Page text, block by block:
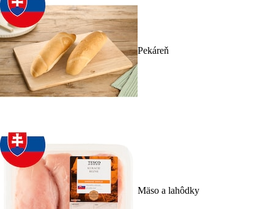
Pekáreň
Mäso a lahôdky